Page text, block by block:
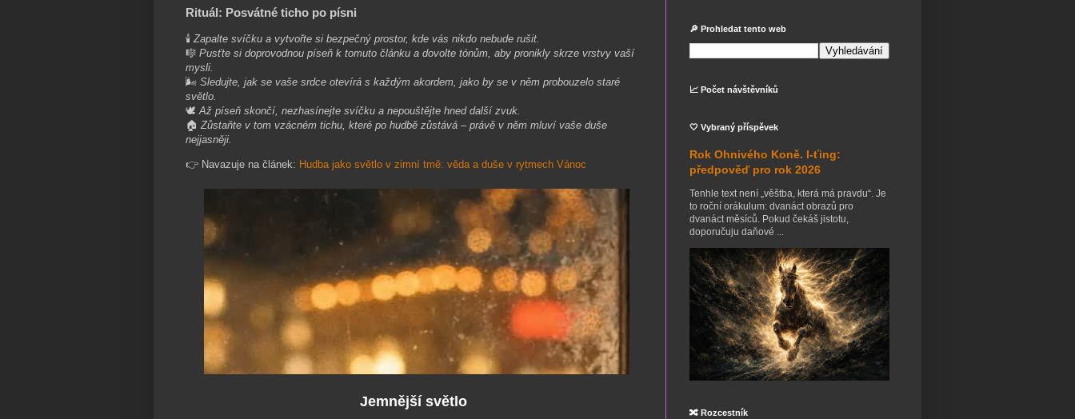
Rituál: Posvátné ticho po písni
🕯️ Zapalte svíčku a vytvořte si bezpečný prostor, kde vás nikdo nebude rušit.
🎼 Pusťte si doprovodnou píseň k tomuto článku a dovolte tónům, aby pronikly skrze vrstvy vaší
mysli.
🌬️ Sledujte, jak se vaše srdce otevírá s každým akordem, jako by se v něm probouzelo staré
světlo.
🕊️ Až píseň skončí, nezhasínejte svíčku a nepouštějte hned další zvuk.
🏠 Zůstaňte v tom vzácném tichu, které po hudbě zůstává – právě v něm mluví vaše duše
nejjasněji.
👉 Navazuje na článek: Hudba jako světlo v zimní tmě: věda a duše v rytmech Vánoc
Jemnější světlo
🔎 Prohledat tento web
📈 Počet návštěvníků
🤍 Vybraný příspěvek
Rok Ohnivého Koně. I-ťing:
předpověď pro rok 2026
Tenhle text není „věštba, která má pravdu“. Je
to roční orákulum: dvanáct obrazů pro
dvanáct měsíců. Pokud čekáš jistotu,
doporučuju daňové ...
🔀 Rozcestník